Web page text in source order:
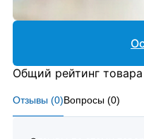
Отзывы (0)Вопросы (0)
Общий рейтинг товара